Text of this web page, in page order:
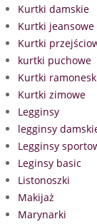
Kurtki damskie
Kurtki jeansowe
Kurtki
kurtki puchowe
Kurtki
Kurtki zimowe
Legginsy
legginsy
Legginsy
Leginsy basic
Listonoszki
Makijaż
Marynarki